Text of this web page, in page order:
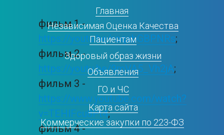
фильм 1 -
https://youtu.be/roqxbGBPNRs;
фильм 2 -
https://youtu.be/9mVA5_Vh2jA;
https://www.youtube.com/watch?
v=TEHlFcu8Pt4;
фильм 4 -
Главная
Независимая Оценка Качества
Пациентам
Здоровый образ жизни
Объявления
ГО и ЧС
Карта сайта
Коммерческие закупки по 223-ФЗ